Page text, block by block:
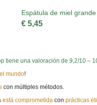
Espátula de miel grande
€ 5,45
tiene una valoración de 9,2/10 –
mundo!
con múltiples métodos.
está comprometida con prácticas